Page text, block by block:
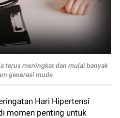
terus meningkat dan mulai banyak
generasi muda
Hari Hipertensi
momen penting untuk